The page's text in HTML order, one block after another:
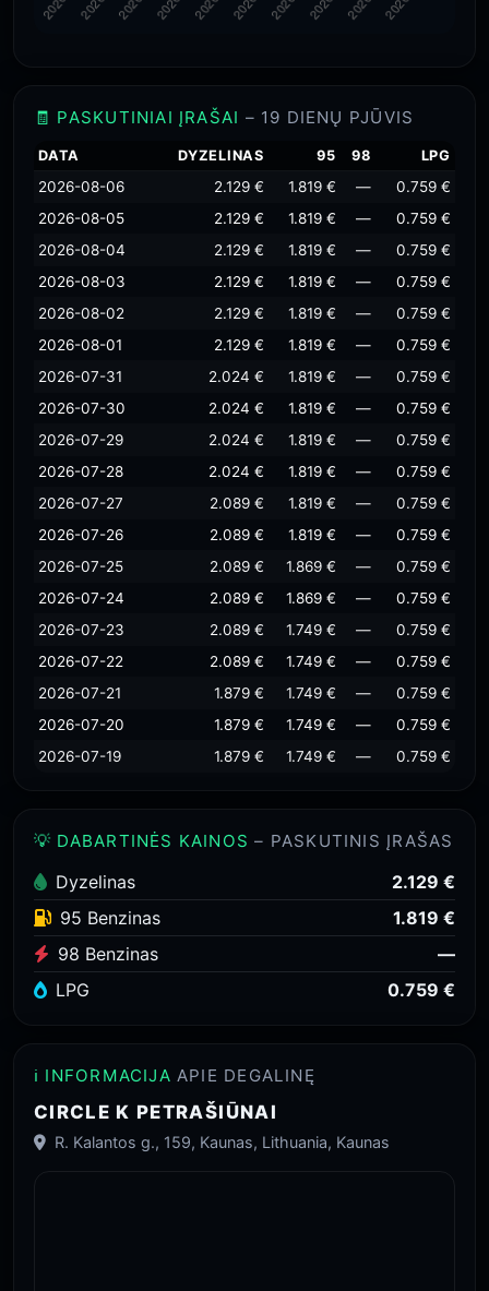
🧾 PASKUTINIAI ĮRAŠAI – 19 DIENŲ PJŪVIS
DATA DYZELINAS 95 98 LPG
2026-08-06 2.129 € 1.819 € —
0.759 €
2026-08-05
2.129 € 1.819 € —
0.759 €
2026-08-04
2.129 € 1.819 € —
0.759 €
2026-08-03
2.129 € 1.819 € —
0.759 €
2026-08-02
2.129 € 1.819 € —
0.759 €
2026-08-01
2.129 € 1.819 € —
0.759 €
2026-07-31
2.024 € 1.819 € —
0.759 €
2026-07-30
2.024 € 1.819 € —
0.759 €
2026-07-29
2.024 € 1.819 € —
0.759 €
2026-07-28
2.024 € 1.819 € —
0.759 €
2026-07-27
2.089 € 1.819 € —
0.759 €
2026-07-26
2.089 € 1.819 € —
0.759 €
2026-07-25
2.089 € 1.869 € —
0.759 €
2026-07-24
2.089 € 1.869 € —
0.759 €
2026-07-23
2.089 € 1.749 € —
0.759 €
2026-07-22
2.089 € 1.749 € —
0.759 €
2026-07-21
1.879 € 1.749 € —
0.759 €
2026-07-20
1.879 € 1.749 € —
0.759 €
2026-07-19
1.879 € 1.749 € — 0.759 €
💡 DABARTINĖS KAINOS – PASKUTINIS ĮRAŠAS
Dyzelinas
2.129 €
95 Benzinas
1.819 €
98 Benzinas
—
LPG
0.759 €
ℹ️ INFORMACIJA APIE DEGALINĘ
CIRCLE K PETRAŠIŪNAI
R. Kalantos g., 159, Kaunas, Lithuania, Kaunas